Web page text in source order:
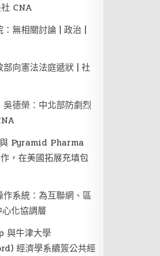
CNA
無相關討論 | 政治 |
向憲法法庭遞狀 | 社
德榮：中北部防劇烈
Pyramid Pharma
，在美國拓展充填包
系統：為互聯網、區
化協調層
與牛津大學
經濟學系續簽公共經